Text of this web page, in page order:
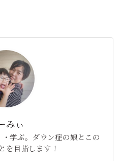
みぃ
学ぶ。ダウン症の娘とこの
を目指します！